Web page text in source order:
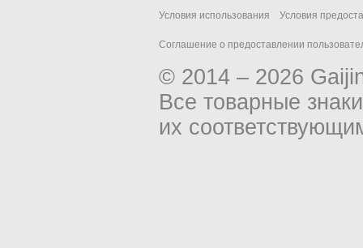
Условия использования Условия
Соглашение о предоставлении
© 2014 – 2026
Все товарные
их